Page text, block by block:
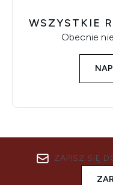
WSZYSTKIE
Obecnie
ZAPISZ SIĘ